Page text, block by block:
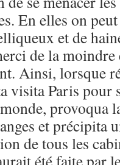
En elles on
et de
de la
Ainsi, lorsque
visita Paris pour
provoqua
et précipita
de tous les
été faite par